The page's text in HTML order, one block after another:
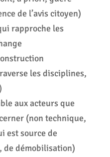
de l’avis citoyen)
rapproche les
les disciplines,
aux acteurs que
(non technique,
est source de
de démobilisation)